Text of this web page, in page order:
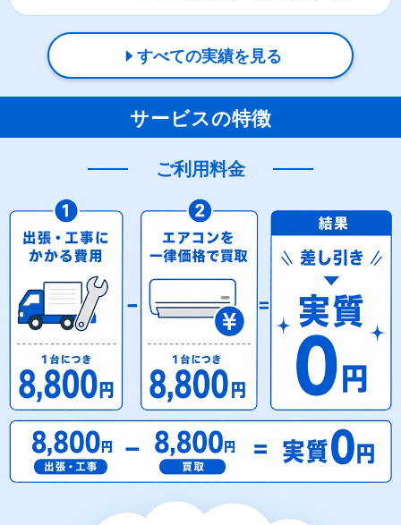
すべての実績を見る
サービスの特徴
ご利用料金